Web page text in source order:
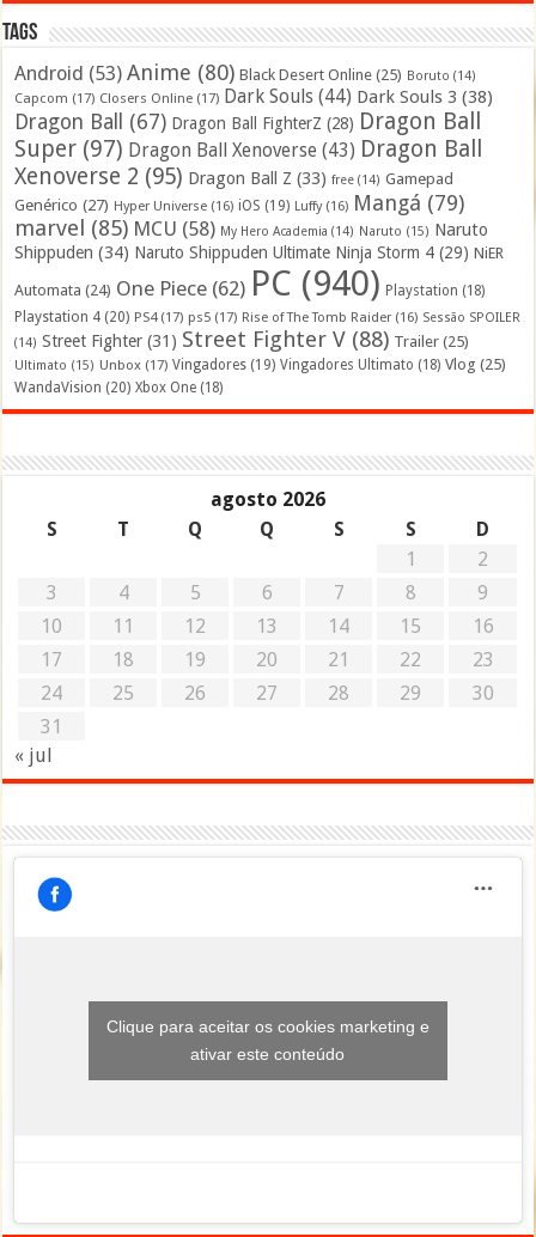
Tags
Android (53) Anime (80) Black Desert Online (25) Boruto (14)
Capcom (17) Closers Online (17) Dark Souls (44) Dark Souls 3 (38)
Dragon Ball (67) Dragon Ball FighterZ (28) Dragon Ball
Super (97) Dragon Ball Xenoverse (43) Dragon Ball
Xenoverse 2 (95) Dragon Ball Z (33) free (14) Gamepad
Genérico (27) Hyper Universe (16) iOS (19) Luffy(16) Mangá (79)
marvel (85) MCU (58) My Hero Academia (14) Naruto (15) Naruto
Shippuden (34) Naruto Shippuden Ultimate Ninja Storm 4 (29) NiER
Automata (24) One Piece (62) PC (940) Playstation (18)
Playstation 4 (20) PS4(17) ps5 (17) Rise of The Tomb Raider (16) Sessão SPOILER
(14) Street Fighter (31) Street Fighter V (88) Trailer (25)
Ultimato (15) Unbox (17) Vingadores (19) Vingadores Ultimato (18) Vlog (25)
WandaVision (20) Xbox One (18)
agosto 2026
S
T Q Q S S
D
1
2
3
4 5 6 7 8
9
10
11 12 13 14 15
16
17
18 19 20 21 22
23
24
25 26 27 28 29
30
31
« jul
Clique para aceitar os cookies marketing e
ativar este conteúdo